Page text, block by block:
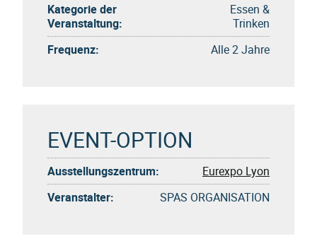
Kategorie der
Veranstaltung:
Essen &
Trinken
Frequenz:
Alle 2 Jahre
EVENT-OPTION
Ausstellungszentrum:
Eurexpo Lyon
Veranstalter:
SPAS ORGANISATION